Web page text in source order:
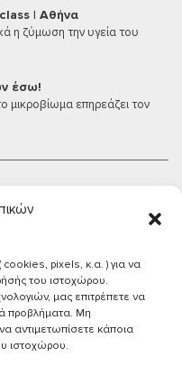
cookies, pixels, κ.α. ) για να
του ιστοχώρου.
μας επιτρέπετε να
προβλήματα. Μη
αντιμετωπίσετε κάποια
ιστοχώρου.
| Αθήνα
η ζύμωση την υγεία του
έσω!
μικροβίωμα επηρεάζει τον
εμάς που θέλουμε να
με Φέτα από Τόφου
σαλάτα! Έχοντας
ντομάτα